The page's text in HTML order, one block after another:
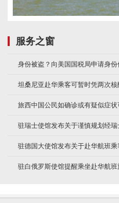
服务之窗
身份被盗？向美国国税局申请身
坦桑尼亚赴华乘客可暂时凭两次
旅西中国公民如确诊或有疑似症
驻瑞士使馆发布关于谨慎规划经
驻德国大使馆发布关于赴华航班
驻白俄罗斯使馆提醒乘坐赴华航